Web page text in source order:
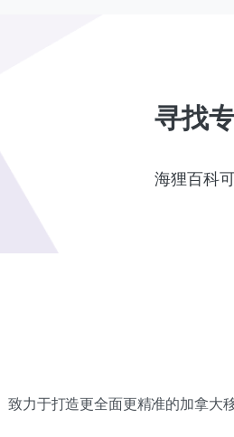
寻找
海狸百科
致力于打造更全面更精准的加拿大